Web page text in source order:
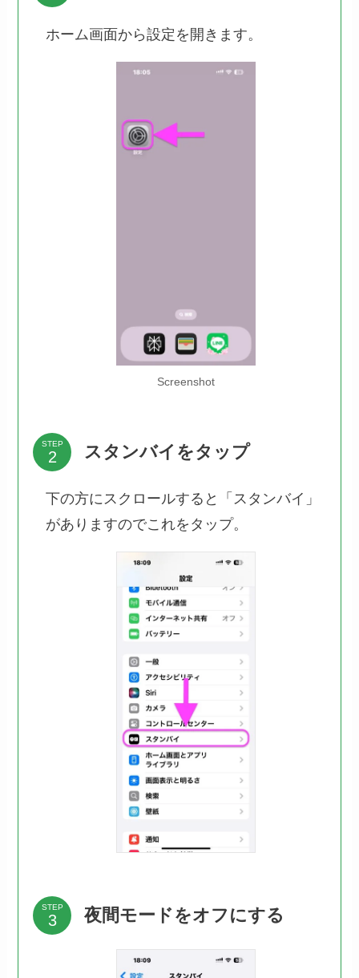
ホーム画面から設定を開きます。
Screenshot
STEP スタンバイをタップ
下の方にスクロールすると「スタンバイ」
がありますのでこれをタップ。
STEP 夜間モードをオフにする